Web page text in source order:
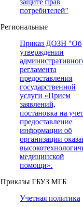
защите прав
потребителей"
Региональные
Приказ ДОЗН "Об
утверждении
регламента
предоставления
государственной
услуги «Прием
заявлений,
постановка на
предоставление
информации об
организации
медицинской
помощи».
Приказы ГБУЗ МГБ
Учетная политика